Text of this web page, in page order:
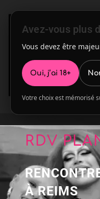
Avez-vous plus
Vous devez être
Oui, j’ai 18+
Votre choix est mémorisé
RDV
À REIMS